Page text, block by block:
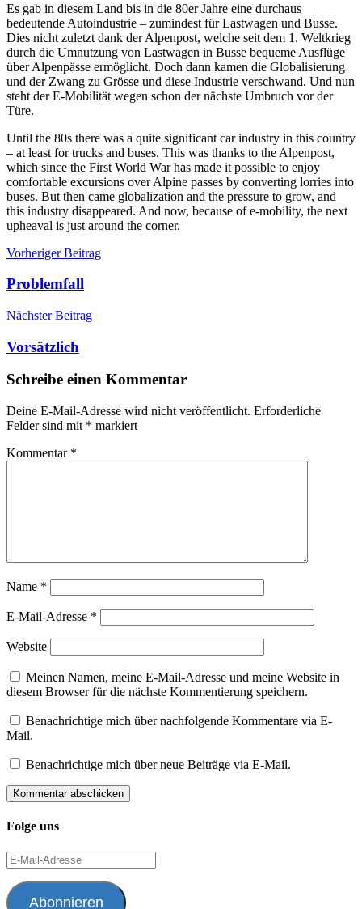
Es gab in diesem Land bis in die 80er Jahre eine durchaus
bedeutende Autoindustrie – zumindest für Lastwagen und Busse.
Dies nicht zuletzt dank der Alpenpost, welche seit dem 1. Weltkrieg
durch die Umnutzung von Lastwagen in Busse bequeme Ausflüge
über Alpenpässe ermöglicht. Doch dann kamen die Globalisierung
und der Zwang zu Grösse und diese Industrie verschwand. Und nun
steht der E-Mobilität wegen schon der nächste Umbruch vor der
Türe.
Until the 80s there was a quite significant car industry in this country
– at least for trucks and buses. This was thanks to the Alpenpost,
which since the First World War has made it possible to enjoy
comfortable excursions over Alpine passes by converting lorries into
buses. But then came globalization and the pressure to grow, and
this industry disappeared. And now, because of e-mobility, the next
upheaval is just around the corner.
Beitragsnavigation
Vorheriger Beitrag
Problemfall
Nächster Beitrag
Vorsätzlich
Schreibe einen Kommentar
Deine E-Mail-Adresse wird nicht veröffentlicht. Erforderliche
Felder sind mit * markiert
Kommentar *
Name *
E-Mail-Adresse *
Website
Meinen Namen, meine E-Mail-Adresse und meine Website in
diesem Browser für die nächste Kommentierung speichern.
Benachrichtige mich über nachfolgende Kommentare via E-
Mail.
Benachrichtige mich über neue Beiträge via E-Mail.
Folge uns
E-
Mail-
Adresse
Abonnieren